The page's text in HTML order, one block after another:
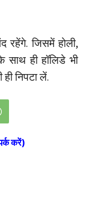
रहेंगे. जिसमें होली,
साथ ही हॉलिडे भी
निपटा लें.
करें)